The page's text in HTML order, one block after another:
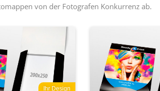
von der Fotografen Konkurrenz ab.
Ihr Design